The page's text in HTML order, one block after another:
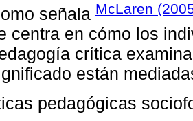
señala McLaren
centra en cómo los
crítica
están
pedagógicas